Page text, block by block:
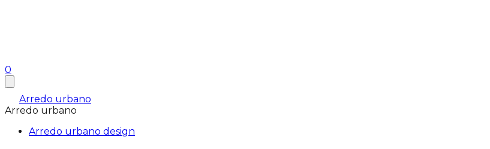
0
Arredo urbano
Arredo urbano
Arredo urbano design